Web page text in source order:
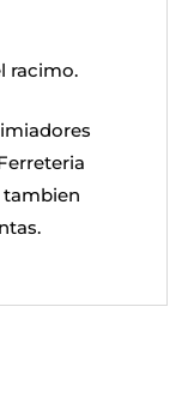
racimo.
tambien